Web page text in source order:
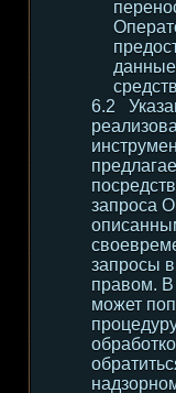
запроса
запросы
правом. В
может